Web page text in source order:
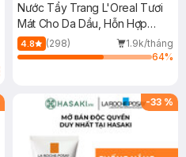
Nước Tẩy Trang L'Oreal Tươi
Mát Cho Da Dầu, Hỗn Hợp
400ml
4.8 (298)
1.9k/tháng
64%
-33 %